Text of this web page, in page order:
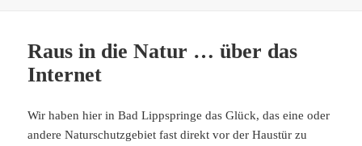
Raus in die Natur … über das
Internet
Wir haben hier in Bad Lippspringe das Glück, das eine oder
andere Naturschutzgebiet fast direkt vor der Haustür zu